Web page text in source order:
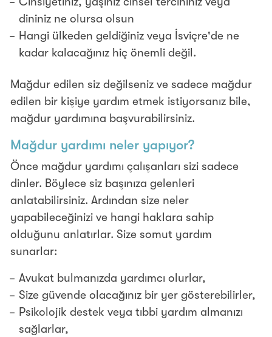
dininiz ne olursa olsun
Hangi ülkeden geldiğiniz veya İsviçre'de ne
kadar kalacağınız hiç önemli değil.
Mağdur edilen siz değilseniz ve sadece mağdur
edilen bir kişiye yardım etmek istiyorsanız bile,
mağdur yardımına başvurabilirsiniz.
Mağdur yardımı neler yapıyor?
Önce mağdur yardımı çalışanları sizi sadece
dinler. Böylece siz başınıza gelenleri
anlatabilirsiniz. Ardından size neler
yapabileceğinizi ve hangi haklara sahip
olduğunu anlatırlar. Size somut yardım
sunarlar:
Avukat bulmanızda yardımcı olurlar,
Size güvende olacağınız bir yer gösterebilirler,
Psikolojik destek veya tıbbi yardım almanızı
sağlarlar,